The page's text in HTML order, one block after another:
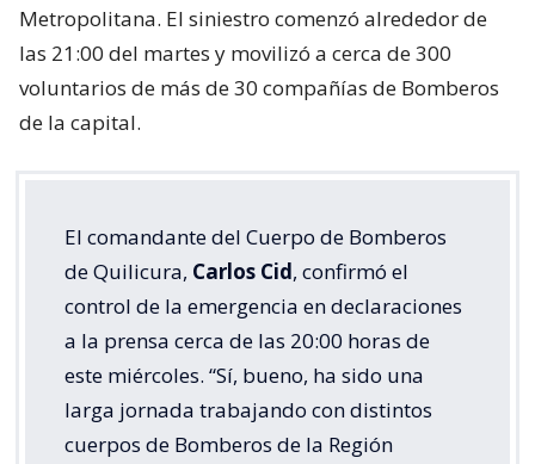
Metropolitana. El siniestro comenzó alrededor de
las 21:00 del martes y movilizó a cerca de 300
voluntarios de más de 30 compañías de Bomberos
de la capital.
El comandante del Cuerpo de Bomberos
de Quilicura, Carlos Cid, confirmó el
control de la emergencia en declaraciones
a la prensa cerca de las 20:00 horas de
este miércoles. “Sí, bueno, ha sido una
larga jornada trabajando con distintos
cuerpos de Bomberos de la Región